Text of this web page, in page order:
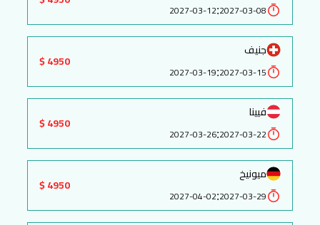
2027-03-08
:
2027-03-12
جنيف
2027-03-15
:
2027-03-19
4950 $
فيينا
2027-03-22
:
2027-03-26
4950 $
ميونيخ
2027-03-29
:
2027-04-02
4950 $